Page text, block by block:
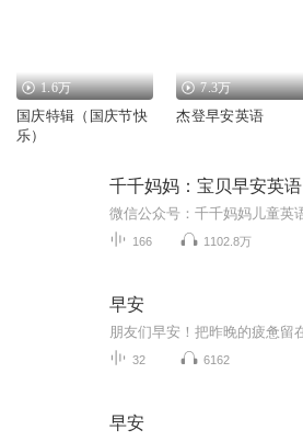
1.6万
国庆特辑（国庆节快
乐）
7.3万
杰登早安英语
千千妈妈：宝贝早安英语
166 1102.8万
早安
32 6162
早安